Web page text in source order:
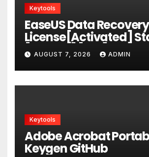
Keytools
EaseUS Data Recovery
License[Activated]
[x86x64] [Full]
AUGUST 7, 2026 ADMIN
Keytools
Adobe Acrobat
Keygen GitHub